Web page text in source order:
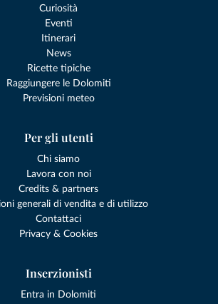
Curiosità
Eventi
Itinerari
News
Ricette tipiche
Raggiungere le Dolomiti
Previsioni meteo
Per gli utenti
Chi siamo
Lavora con noi
Credits & partners
generali di vendita e di utilizzo
Contattaci
Privacy & Cookies
Inserzionisti
Entra in Dolomiti